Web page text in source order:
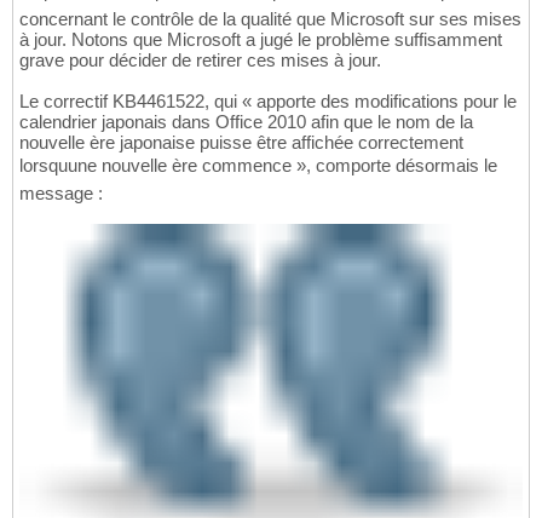
concernant le contrôle de la qualité que Microsoft sur ses mises
à jour. Notons que Microsoft a jugé le problème suffisamment
grave pour décider de retirer ces mises à jour.
Le correctif KB4461522, qui « apporte des modifications pour le
calendrier japonais dans Office 2010 afin que le nom de la
nouvelle ère japonaise puisse être affichée correctement
lorsquune nouvelle ère commence », comporte désormais le
message :